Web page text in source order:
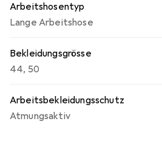
Arbeitshosentyp
Lange Arbeitshose
Bekleidungsgrösse
44, 50
Arbeitsbekleidungsschutz
Atmungsaktiv